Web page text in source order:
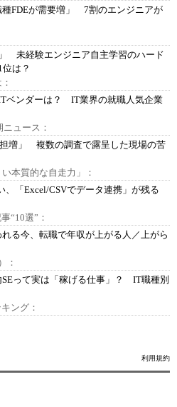
種FDEが需要増」 7割のエンジニアが
未経験エンジニア自主学習のハード
は？
ベンダーは？ IT業界の就職人気企業
ュース：
担増」 複数の調査で露呈した現場の苦
本質的な自走力」：
、「Excel/CSVでデータ連携」が残る
“10選”：
る今、転職で年収が上がる人／上がら
：
って実は「稼げる仕事」？ IT職種別
ング：
利用規約